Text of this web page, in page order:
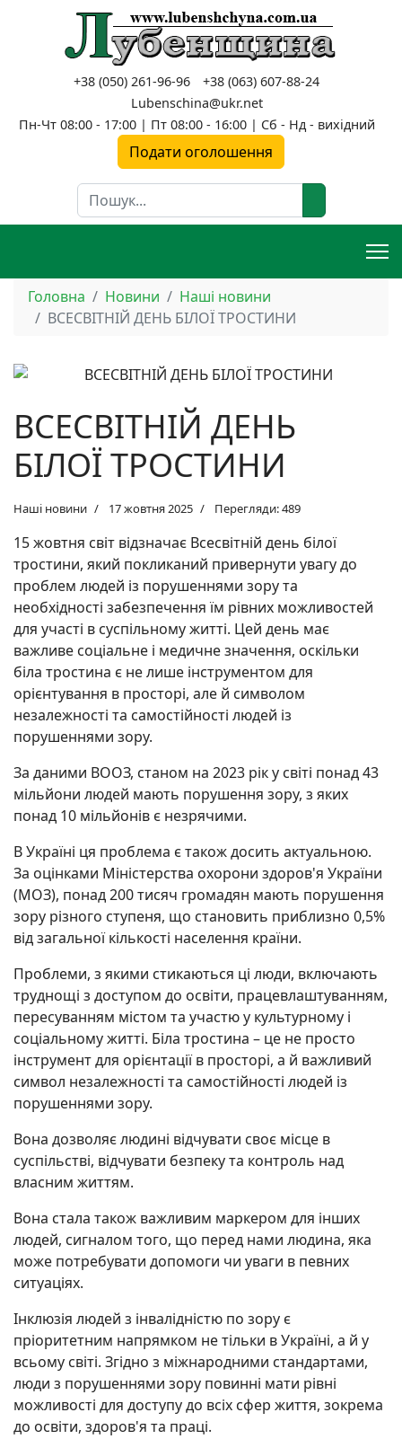
+38 (050) 261-96-96
+38 (063) 607-88-24
Lubenschina@ukr.net
Пн-Чт 08:00 - 17:00 | Пт 08:00 - 16:00 | Сб - Нд - вихідний
Подати оголошення
Пошук
Головна Новини
Наші новини
ВСЕСВІТНІЙ ДЕНЬ БІЛОЇ ТРОСТИНИ
ВСЕСВІТНІЙ ДЕНЬ
БІЛОЇ ТРОСТИНИ
Наші новини 17 жовтня 2025 Перегляди: 489
15 жовтня світ відзначає Всесвітній день білої
тростини, який покликаний привернути увагу до
проблем людей із порушеннями зору та
необхідності забезпечення їм рівних можливостей
для участі в суспільному житті. Цей день має
важливе соціальне і медичне значення, оскільки
біла тростина є не лише інструментом для
орієнтування в просторі, але й символом
незалежності та самостійності людей із
порушеннями зору.
За даними ВООЗ, станом на 2023 рік у світі понад 43
мільйони людей мають порушення зору, з яких
понад 10 мільйонів є незрячими.
В Україні ця проблема є також досить актуальною.
За оцінками Міністерства охорони здоров'я України
(МОЗ), понад 200 тисяч громадян мають порушення
зору різного ступеня, що становить приблизно 0,5%
від загальної кількості населення країни.
Проблеми, з якими стикаються ці люди, включають
труднощі з доступом до освіти, працевлаштуванням,
пересуванням містом та участю у культурному і
соціальному житті. Біла тростина – це не просто
інструмент для орієнтації в просторі, а й важливий
символ незалежності та самостійності людей із
порушеннями зору.
Вона дозволяє людині відчувати своє місце в
суспільстві, відчувати безпеку та контроль над
власним життям.
Вона стала також важливим маркером для інших
людей, сигналом того, що перед нами людина, яка
може потребувати допомоги чи уваги в певних
ситуаціях.
Інклюзія людей з інвалідністю по зору є
пріоритетним напрямком не тільки в Україні, а й у
всьому світі. Згідно з міжнародними стандартами,
люди з порушеннями зору повинні мати рівні
можливості для доступу до всіх сфер життя, зокрема
до освіти, здоров'я та праці.